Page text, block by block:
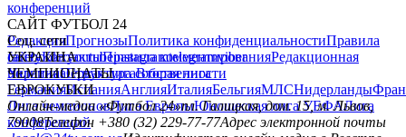
конференций
САЙТ ФУТБОЛ 24
РедакцияПрогнозыПолитика конфиденциальностиПравила
сайтуКонтактыПравила комментированияРедакционная
политикаСтруктура собственности
Соц. сети
facebookxyoutubeinstagramtelegramviber
УКРАИНА
УкраинаПервая лигаВторая лига
ЧЕМПИОНАТЫ
ГерманияИспанияАнглияИталияБельгияМЛСНидерланды
ЕВРОКУБКИ
Лига чемпионовЛига ЕвропыЮношеская лига УЕФАЛига
конференций
Онлайн-медиа «Футбол 24»пл. Галицкая, дом. 15, м. Львов,
79008Телефон +380 (32) 229-77-77Адрес электронной почты